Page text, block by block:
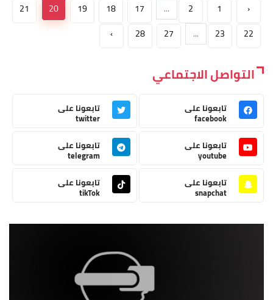
‹
1
2
...
17
18
19
20
21
22
23
...
27
28
›
التواصل الاجتماعي
تابعونا على
facebook
تابعونا على
twitter
تابعونا على
youtube
تابعونا على
telegram
تابعونا على
snapchat
تابعونا على
tikTok